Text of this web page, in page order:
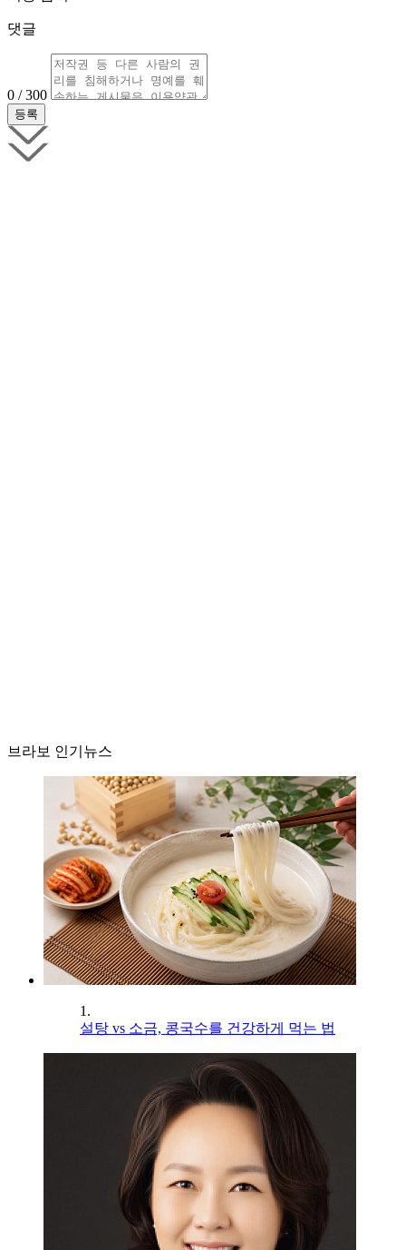
댓글
0 / 300
브라보 인기뉴스
1.
설탕 vs 소금, 콩국수를 건강하게 먹는 법